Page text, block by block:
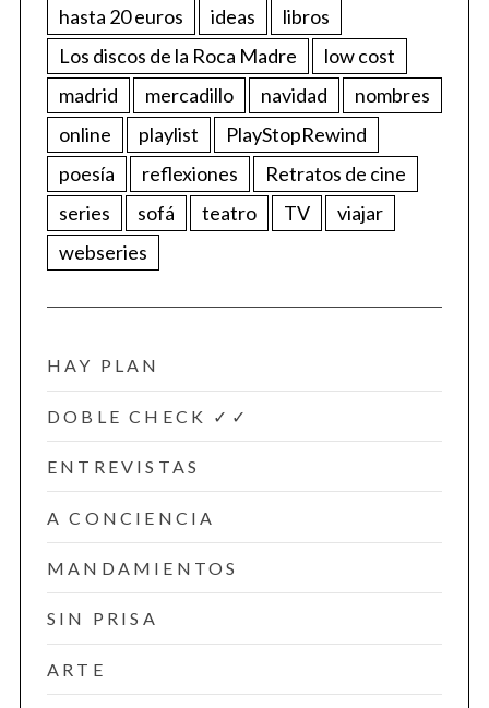
hasta 20 euros
ideas
libros
Los discos de la Roca Madre
low cost
madrid
mercadillo navidad
nombres
online
playlist
PlayStopRewind
poesía
reflexiones
Retratos de cine
series
sofá teatro TV
viajar
webseries
HAY PLAN
DOBLE CHECK ✓✓
ENTREVISTAS
A CONCIENCIA
MANDAMIENTOS
SIN PRISA
ARTE